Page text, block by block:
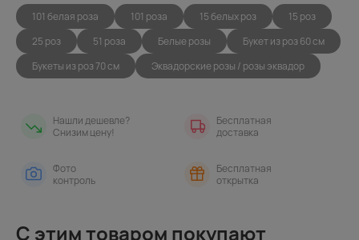
101 белая роза 101 роза 15 белых роз
15 роз
25 роз
51 роза Белые розы
Букет из роз 60 см
Букеты из роз 70 см
Эквадорские розы / розы эквадор
Нашли дешевле?
Снизим цену!
Бесплатная
доставка
Фото
контроль
Бесплатная
открытка
С этим товаром покупают